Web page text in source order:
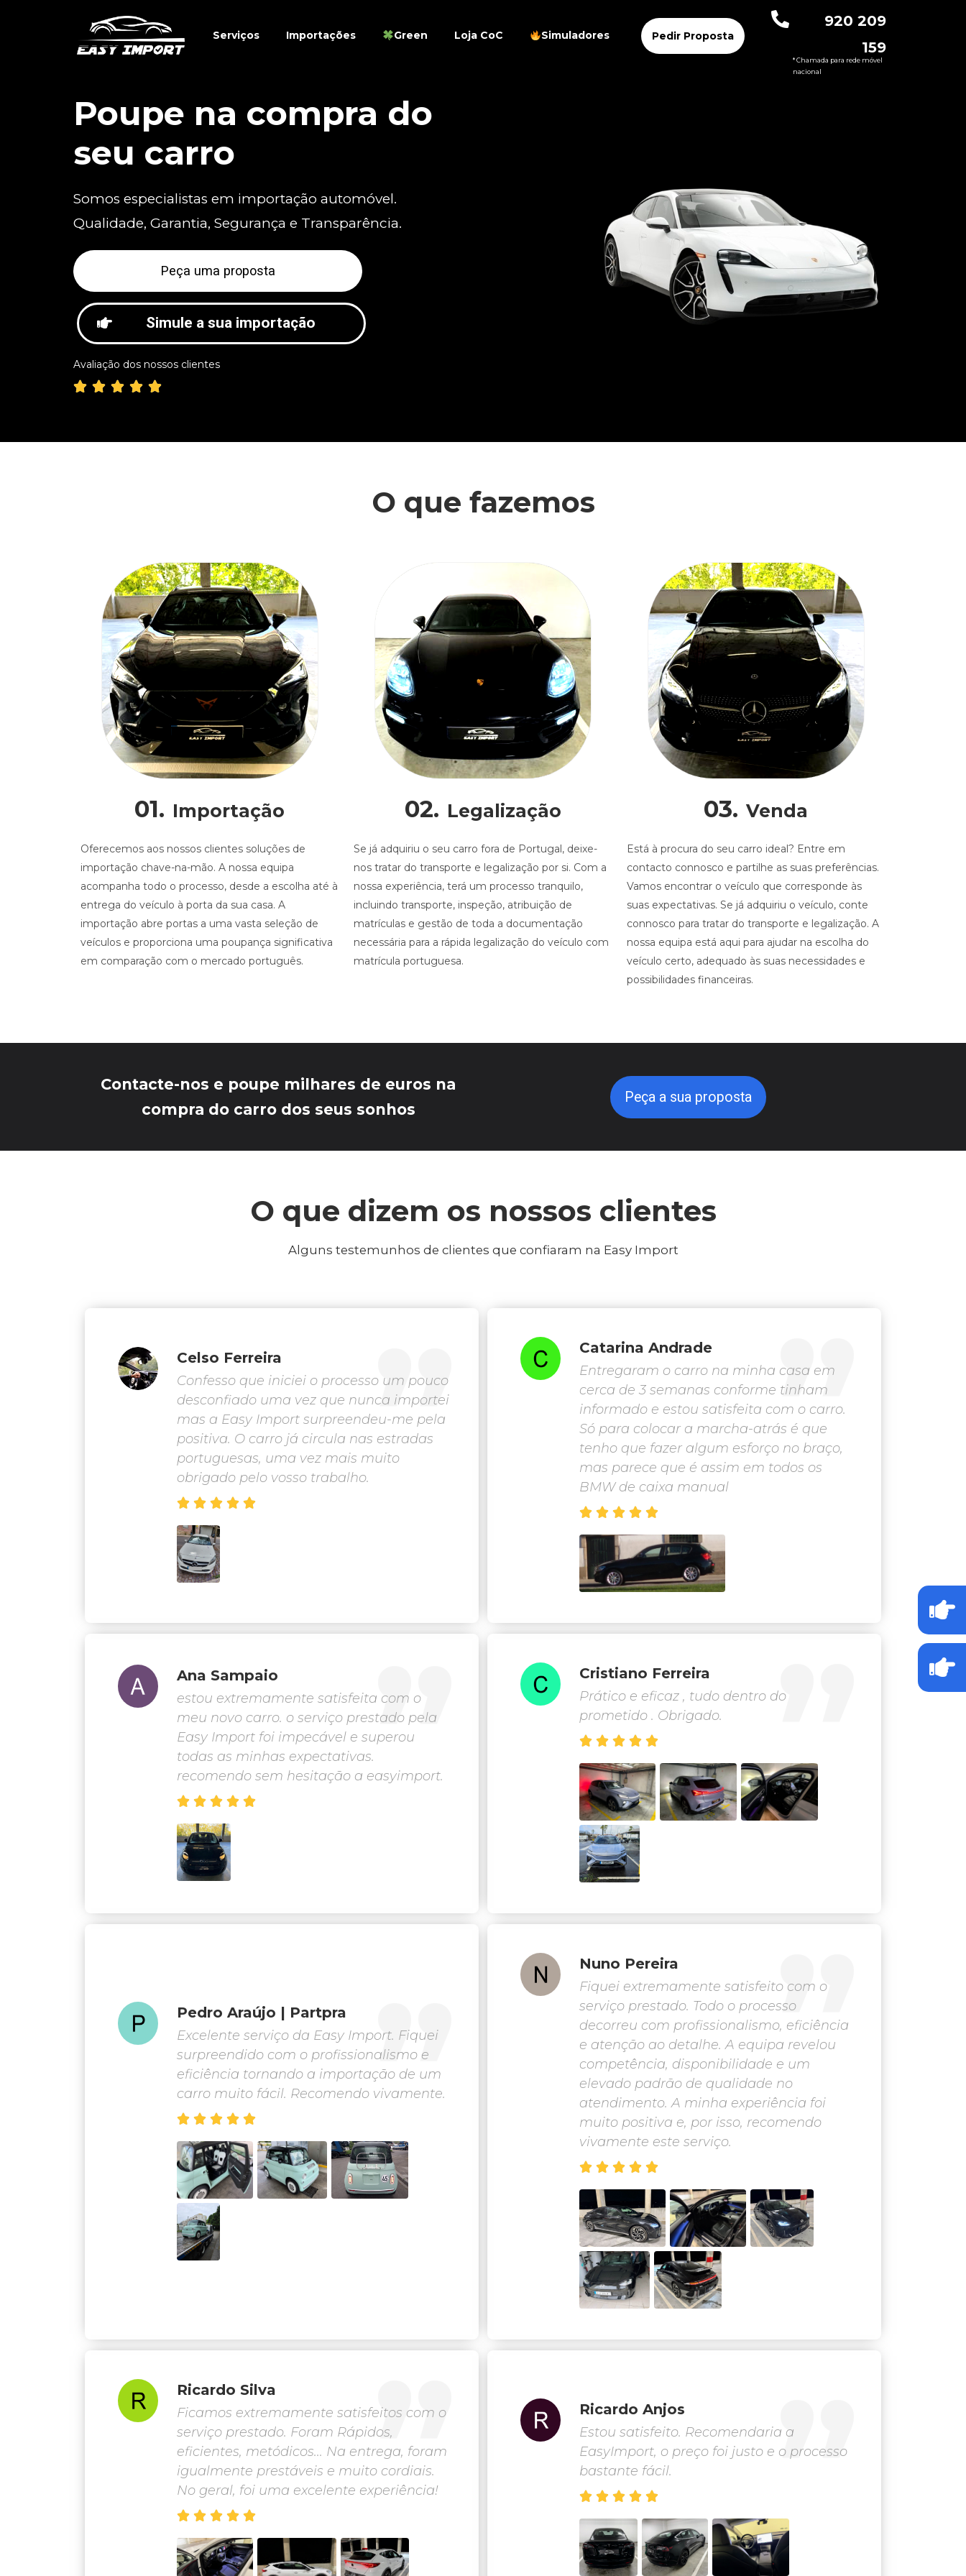
Serviços Importações Green Loja CoC Simuladores Pedir Proposta
920 209
159
* Chamada para rede móvel
nacional
Poupe na compra do
seu carro
Somos especialistas em importação automóvel.
Qualidade, Garantia, Segurança e Transparência.
Peça uma proposta
Simule a sua importação
Avaliação dos nossos clientes
    
O que fazemos
01. Importação
Oferecemos aos nossos clientes soluções de
importação chave-na-mão. A nossa equipa
acompanha todo o processo, desde a escolha até à
entrega do veículo à porta da sua casa. A
importação abre portas a uma vasta seleção de
veículos e proporciona uma poupança significativa
em comparação com o mercado português.
02. Legalização
Se já adquiriu o seu carro fora de Portugal, deixe-
nos tratar do transporte e legalização por si. Com a
nossa experiência, terá um processo tranquilo,
incluindo transporte, inspeção, atribuição de
matrículas e gestão de toda a documentação
necessária para a rápida legalização do veículo com
matrícula portuguesa.
03. Venda
Está à procura do seu carro ideal? Entre em
contacto connosco e partilhe as suas preferências.
Vamos encontrar o veículo que corresponde às
suas expectativas. Se já adquiriu o veículo, conte
connosco para tratar do transporte e legalização. A
nossa equipa está aqui para ajudar na escolha do
veículo certo, adequado às suas necessidades e
possibilidades financeiras.
Contacte-nos e poupe milhares de euros na
compra do carro dos seus sonhos
Peça a sua proposta
O que dizem os nossos clientes
Alguns testemunhos de clientes que confiaram na Easy Import
Celso Ferreira
Confesso que iniciei o processo um pouco
desconfiado uma vez que nunca importei
mas a Easy Import surpreendeu-me pela
positiva. O carro já circula nas estradas
portuguesas, uma vez mais muito
obrigado pelo vosso trabalho.
    
Catarina Andrade
Entregaram o carro na minha casa em
cerca de 3 semanas conforme tinham
informado e estou satisfeita com o carro.
Só para colocar a marcha-atrás é que
tenho que fazer algum esforço no braço,
mas parece que é assim em todos os
BMW de caixa manual
    
Ana Sampaio
estou extremamente satisfeita com o
meu novo carro. o serviço prestado pela
Easy Import foi impecável e superou
todas as minhas expectativas.
recomendo sem hesitação a easyimport.
    
Cristiano Ferreira
Prático e eficaz , tudo dentro do
prometido . Obrigado.
    
Pedro Araújo | Partpra
Excelente serviço da Easy Import. Fiquei
surpreendido com o profissionalismo e
eficiência tornando a importação de um
carro muito fácil. Recomendo vivamente.
    
Nuno Pereira
Fiquei extremamente satisfeito com o
serviço prestado. Todo o processo
decorreu com profissionalismo, eficiência
e atenção ao detalhe. A equipa revelou
competência, disponibilidade e um
elevado padrão de qualidade no
atendimento. A minha experiência foi
muito positiva e, por isso, recomendo
vivamente este serviço.
    
Ricardo Silva
Ficamos extremamente satisfeitos com o
serviço prestado. Foram Rápidos,
eficientes, metódicos... Na entrega, foram
igualmente prestáveis e muito cordiais.
No geral, foi uma excelente experiência!
    
Ricardo Anjos
Estou satisfeito. Recomendaria a
EasyImport, o preço foi justo e o processo
bastante fácil.
    